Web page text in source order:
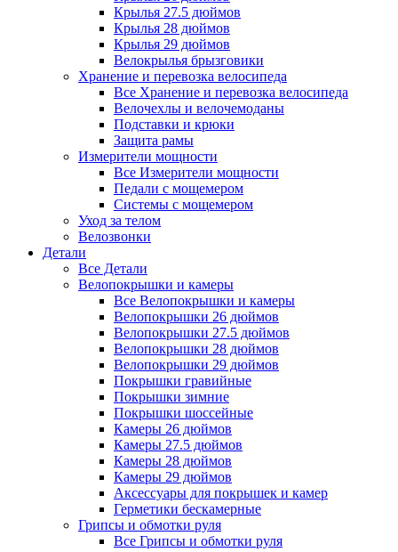
Крылья 27.5 дюймов
Крылья 28 дюймов
Крылья 29 дюймов
Велокрылья брызговики
Хранение и перевозка велосипеда
Все Хранение и перевозка велосипеда
Велочехлы и велочемоданы
Подставки и крюки
Защита рамы
Измерители мощности
Все Измерители мощности
Педали с мощемером
Системы с мощемером
Уход за телом
Велозвонки
Детали
Все Детали
Велопокрышки и камеры
Все Велопокрышки и камеры
Велопокрышки 26 дюймов
Велопокрышки 27.5 дюймов
Велопокрышки 28 дюймов
Велопокрышки 29 дюймов
Покрышки гравийные
Покрышки зимние
Покрышки шоссейные
Камеры 26 дюймов
Камеры 27.5 дюймов
Камеры 28 дюймов
Камеры 29 дюймов
Аксессуары для покрышек и камер
Герметики бескамерные
Грипсы и обмотки руля
Все Грипсы и обмотки руля